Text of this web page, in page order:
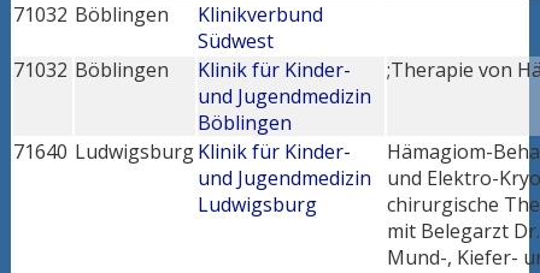
71032 Böblingen
Klinikverbund
Südwest
71032 Böblingen
Klinik für Kinder-
und Jugendmedizin
Böblingen
;Therapie von
71640 LudwigsburgKlinik für Kinder-
und Jugendmedizin
Ludwigsburg
Hämagiom-
und Elektro-
chirurgische
mit Belegarzt
Mund-, Kiefer-